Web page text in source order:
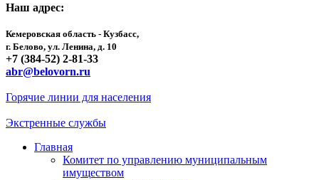
Наш адрес:
Кемеровская область - Кузбасс,
г. Белово, ул. Ленина, д. 10
+7 (384-52) 2-81-33
abr@belovorn.ru
Горячие линии для населения
Экстренные службы
Главная
Комитет по управлению муниципальным
имуществом